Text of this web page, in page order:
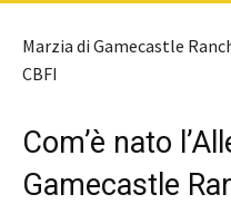
Marzia di Gamecastle
CBFI
Com’è nato
Gamecastle